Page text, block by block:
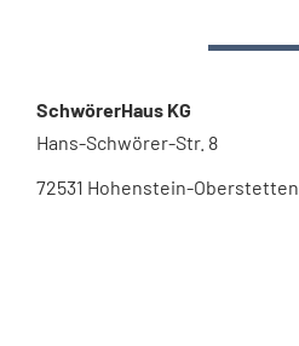
SchwörerHaus KG
Hans-Schwörer-Str. 8
72531 Hohenstein-Oberstetten